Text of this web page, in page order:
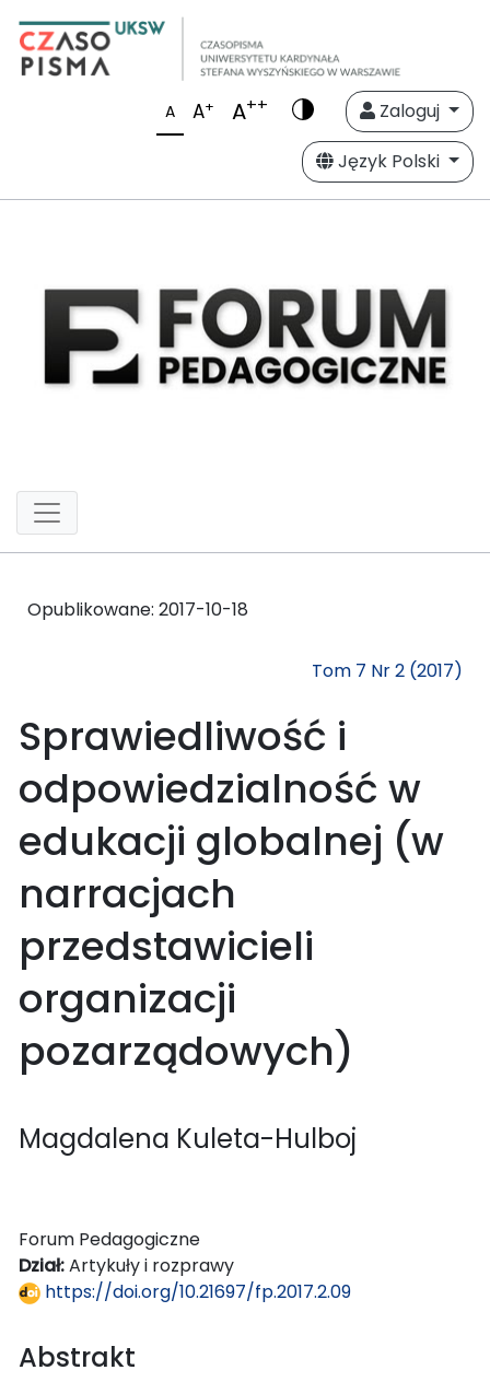
A A+ A++
Zaloguj
Język Polski
Opublikowane: 2017-10-18
Tom 7 Nr 2 (2017)
Sprawiedliwość i
odpowiedzialność w
edukacji globalnej (w
narracjach
przedstawicieli
organizacji
pozarządowych)
Magdalena Kuleta-Hulboj
Forum Pedagogiczne
Dział:Artykuły i rozprawy
https://doi.org/10.21697/fp.2017.2.09
Abstrakt